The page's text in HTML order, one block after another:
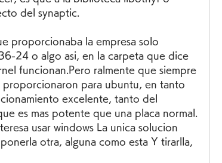
del synaptic.
proporcionaba la empresa solo
24 o algo asi, en la carpeta que dice
funcionan.Pero ralmente que siempre
proporcionaron para ubuntu, en tanto
excelente, tanto del
es mas potente que una placa normal.
usar windows La unica solucion
otra, alguna como esta Y tirarlla,